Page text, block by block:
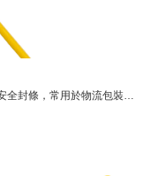
依需求印製流水號或公司LOGO，方便追蹤與管理，確保貨物在運輸過程中的安全性與完整性。